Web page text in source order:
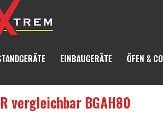
EINBAUGERÄTE ÖFEN & CO
vergleichbar BGAH80